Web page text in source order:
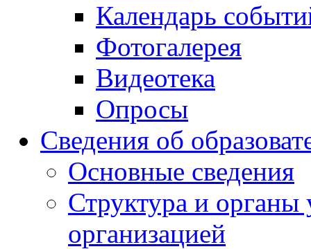
Календарь
Фотогалерея
Видеотека
Опросы
Сведения об
Основные сведения
Структура и органы
организацией